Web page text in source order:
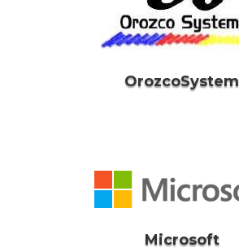
OrozcoSystem
Microsoft